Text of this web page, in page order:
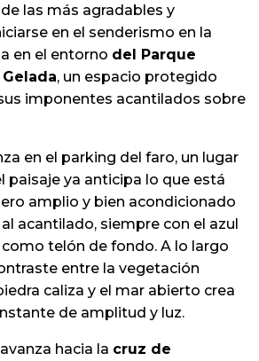
las más agradables y
en el senderismo en la
en el entorno del Parque
, un espacio protegido
imponentes acantilados sobre
en el parking del faro, un lugar
paisaje ya anticipa lo que está
amplio y bien acondicionado
acantilado, siempre con el azul
telón de fondo. A lo largo
entre la vegetación
caliza y el mar abierto crea
de amplitud y luz.
hacia la cruz de